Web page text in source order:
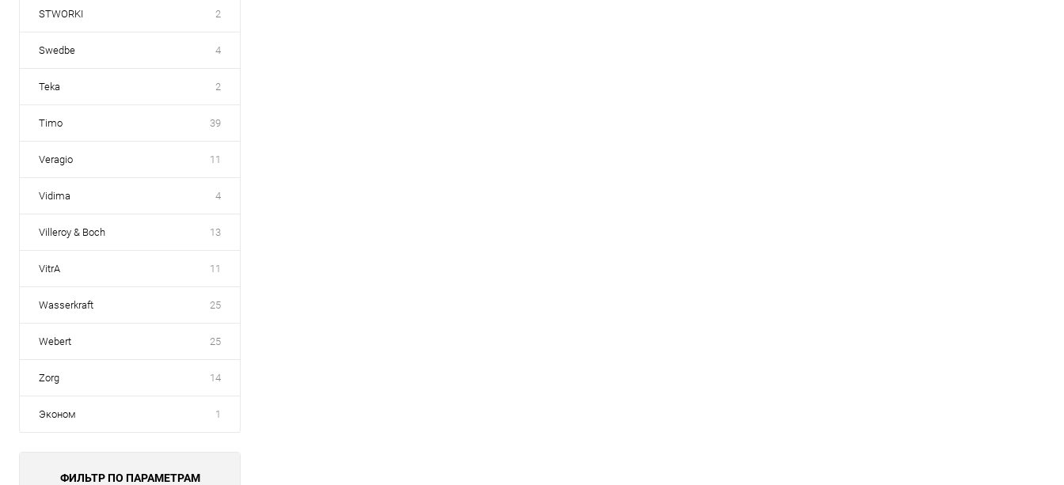
STWORKI 2
Swedbe 4
Teka 2
Timo 39
Veragio 11
Vidima 4
Villeroy & Boch 13
VitrA 11
Wasserkraft 25
Webert 25
Zorg 14
Эконом 1
ФИЛЬТР ПО ПАРАМЕТРАМ